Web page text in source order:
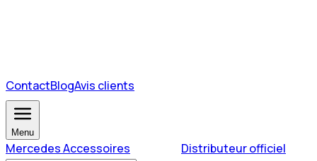
ContactBlogAvis clients
Menu
Mercedes Accessoires Distributeur officiel